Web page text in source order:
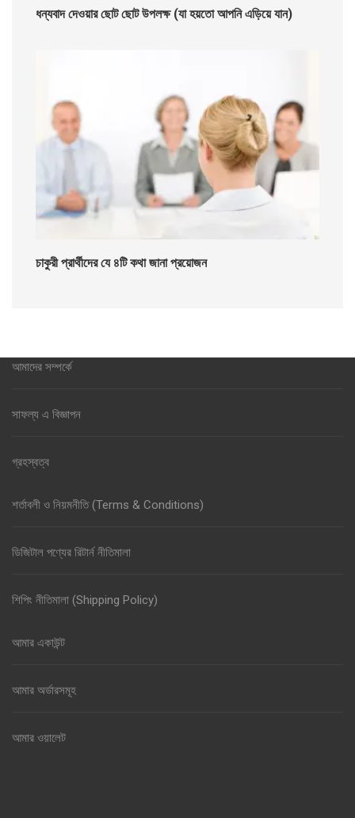
ধন্যবাদ দেওয়ার ছোট ছোট উপলক্ষ (যা হয়তো আপনি এড়িয়ে যান)
চাকুরী প্রার্থীদের যে ৪টি কথা জানা প্রয়োজন
আমাদের সম্পর্কে
সাফল্য এ বিজ্ঞাপন
গ্রহস্বত্ব
শর্তাবলী ও নিয়মনীতি (Terms & Conditions)
ডিজিটাল পণ্যের রিটার্ন নীতিমালা
শিপিং নীতিমালা (Shipping Policy)
আমার একাউন্ট
আমার অর্ডারসমূহ
আমার ওয়ালেট